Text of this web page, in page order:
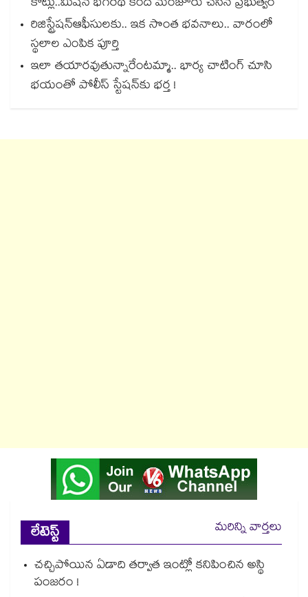
రిజిస్ట్రేషన్ఆఫీసులకు.. ఇక సొంత భవనాలు.. వారంలో
స్థలాల ఎంపిక పూర్తి
ఇలా తయారవుతున్నారేంటమ్మా.. భార్య చాటింగ్ చూసి
భయంతో పోలీస్ స్టేషన్⁫కు భర్త !
లేటెస్ట్
మరిన్ని వార్తలు
చచ్చిపోయిన ఏడాది తర్వాత ఇంట్లో కనిపించిన అస్థి
పంజరం !